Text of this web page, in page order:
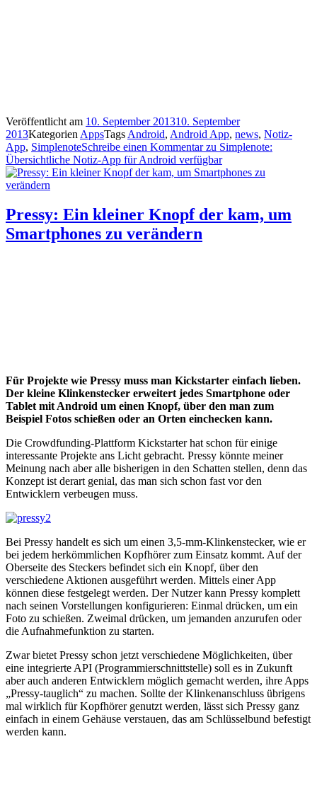
Veröffentlicht am 10. September 201310. September
2013Kategorien AppsTags Android, Android App, news, Notiz-
App, SimplenoteSchreibe einen Kommentarzu Simplenote:
Übersichtliche Notiz-App für Android verfügbar
Pressy: Ein kleiner Knopf der kam, um
Smartphones zu verändern
Für Projekte wie Pressy muss man Kickstarter einfach lieben.
Der kleine Klinkenstecker erweitert jedes Smartphone oder
Tablet mit Android um einen Knopf, über den man zum
Beispiel Fotos schießen oder an Orten einchecken kann.
Die Crowdfunding-Plattform Kickstarter hat schon für einige
interessante Projekte ans Licht gebracht. Pressy könnte meiner
Meinung nach aber alle bisherigen in den Schatten stellen, denn das
Konzept ist derart genial, das man sich schon fast vor den
Entwicklern verbeugen muss.
Bei Pressy handelt es sich um einen 3,5-mm-Klinkenstecker, wie er
bei jedem herkömmlichen Kopfhörer zum Einsatz kommt. Auf der
Oberseite des Steckers befindet sich ein Knopf, über den
verschiedene Aktionen ausgeführt werden. Mittels einer App
können diese festgelegt werden. Der Nutzer kann Pressy komplett
nach seinen Vorstellungen konfigurieren: Einmal drücken, um ein
Foto zu schießen. Zweimal drücken, um jemanden anzurufen oder
die Aufnahmefunktion zu starten.
Zwar bietet Pressy schon jetzt verschiedene Möglichkeiten, über
eine integrierte API (Programmierschnittstelle) soll es in Zukunft
aber auch anderen Entwicklern möglich gemacht werden, ihre Apps
„Pressy-tauglich“ zu machen. Sollte der Klinkenanschluss übrigens
mal wirklich für Kopfhörer genutzt werden, lässt sich Pressy ganz
einfach in einem Gehäuse verstauen, das am Schlüsselbund befestigt
werden kann.